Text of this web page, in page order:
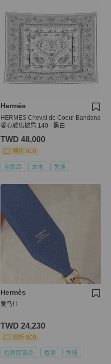
Hermès
HERMES Cheval de Coeur Bandana
愛心駿馬披肩 140 - 黑白
TWD 48,000
現折 800
全新品 本地 免運
Hermès
爱马仕
TWD 24,230
現折 800
近新閒置品 香港 免運